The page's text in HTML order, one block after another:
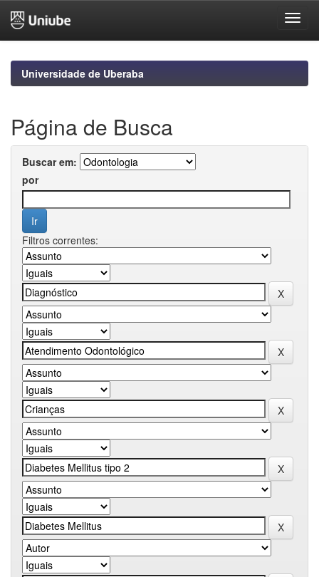
navigationUniversidade de Uberaba
Página de Busca
Buscar em:
por
Filtros correntes: